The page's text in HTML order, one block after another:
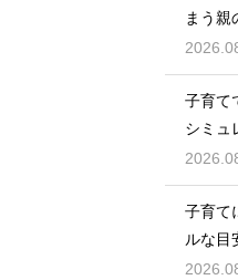
まう親
見出し
生きる
子育て
シミュ
の教育
な不安
子育て
ルな目
出費を